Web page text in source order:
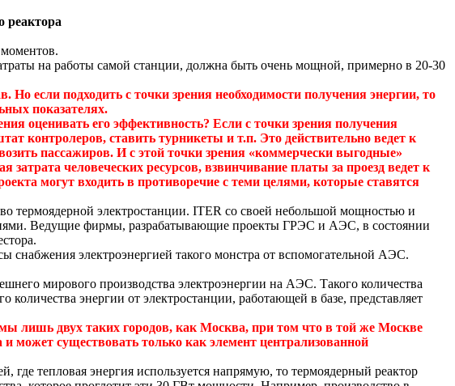
реактора
на работы самой станции, должна быть очень мощной, примерно в 20-30
Но если подходить с точки зрения необходимости получения энергии, то
показателях.
оценивать его эффективность? Если с точки зрения получения
контролеров, ставить турникеты и т.п. Это действительно ведет к
пассажиров. И с этой точки зрения «коммерчески выгодные»
человеческих ресурсов, взвинчивание платы за проезд ведет к
могут входить в противоречие с теми целями, которые ставятся
термоядерной электростанции.ITER со своей небольшой мощностью и
Ведущие фирмы, разрабатывающие проекты ГРЭС и АЭС, в состоянии
снабжения электроэнергией такого монстра от вспомогательной АЭС.
мирового производства электроэнергии на АЭС. Такого количества
количества энергии от электростанции, работающей в базе, представляет
лишь двух таких городов, как Москва, притом что в той же Москве
может существовать только как элемент централизованной
где тепловая энергия используется напрямую, то термоядерный реактор